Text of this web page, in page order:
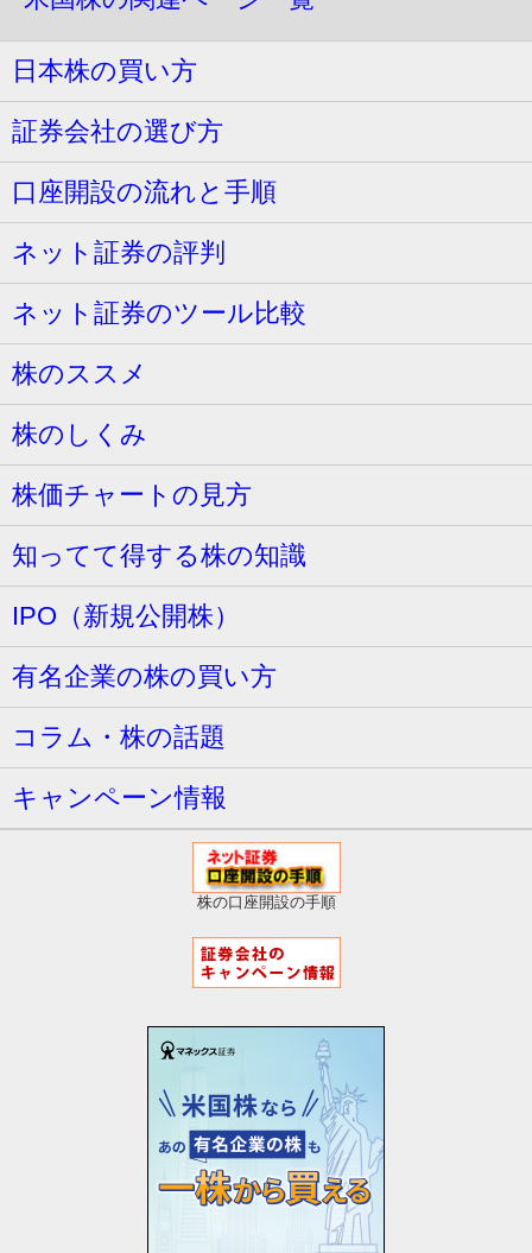
日本株の買い方
証券会社の選び方
口座開設の流れと手順
ネット証券の評判
ネット証券のツール比較
株のススメ
株のしくみ
株価チャートの見方
知ってて得する株の知識
IPO（新規公開株）
有名企業の株の買い方
コラム・株の話題
キャンペーン情報
株の口座開設の手順